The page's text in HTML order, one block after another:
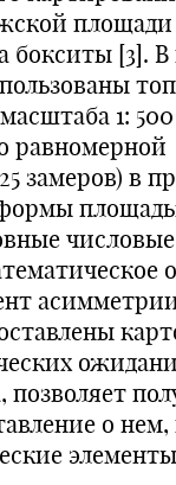
площади
[3]. В
1:
равномерной
замеров) в
о
элементы